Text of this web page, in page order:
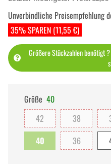
35% SPAREN (11,55 €)
Unverbindliche Preisempfehlung
Größere Stückzahlen benötigt
Größe 40
42
38
40
36